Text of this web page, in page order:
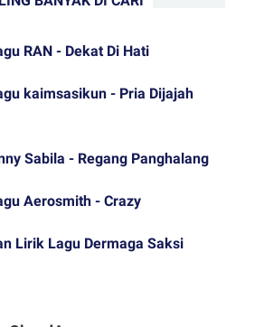
RAN - Dekat Di Hati
kaimsasikun - Pria Dijajah
Sabila - Regang Panghalang
Aerosmith - Crazy
Lirik Lagu Dermaga Saksi